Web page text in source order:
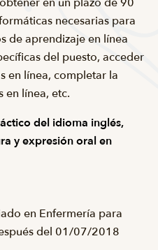
necesarias para
de aprendizaje en línea
del puesto, acceder
en línea, completar la
en línea, etc.
del idioma inglés,
y expresión oral en
en Enfermería para
del 01/07/2018